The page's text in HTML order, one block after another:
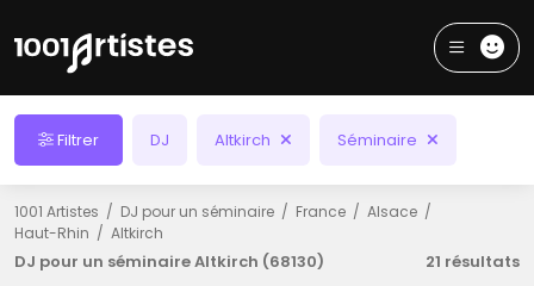
Filtrer DJ Altkirch Séminaire
1001 Artistes DJ pour un séminaire France
Alsace
Haut-Rhin
Altkirch
DJ pour un séminaire Altkirch (68130) 21 résultats